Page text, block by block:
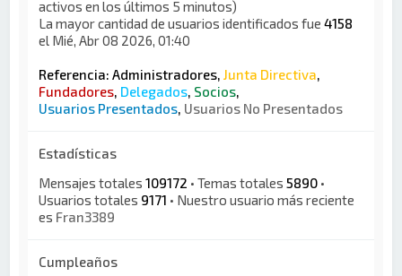
activos en los últimos 5 minutos)
La mayor cantidad de usuarios identificados fue4158
el Mié, Abr 08 2026, 01:40
Referencia:Administradores,Junta Directiva,
Fundadores, Delegados, Socios,
Usuarios Presentados, Usuarios No Presentados
Estadísticas
Mensajes totales109172 • Temas totales5890 •
Usuarios totales 9171 • Nuestro usuario más reciente
es Fran3389
Cumpleaños